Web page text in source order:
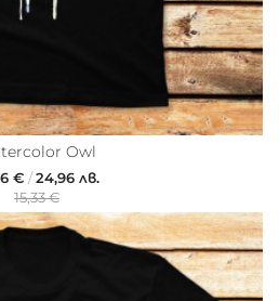
Owl
€ /24,96 лв.
15,33 €